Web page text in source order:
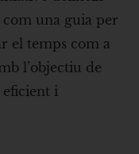
com una guia per
el temps com a
l’objectiu de
eficient i